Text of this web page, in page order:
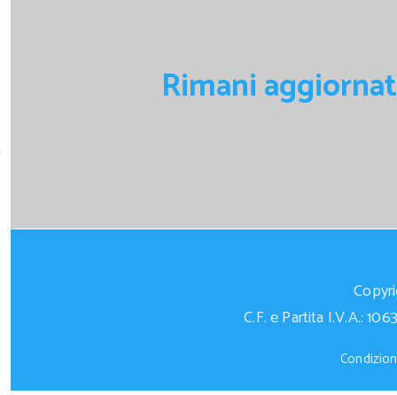
Rimani
C.F. e Partita I.V.A.: